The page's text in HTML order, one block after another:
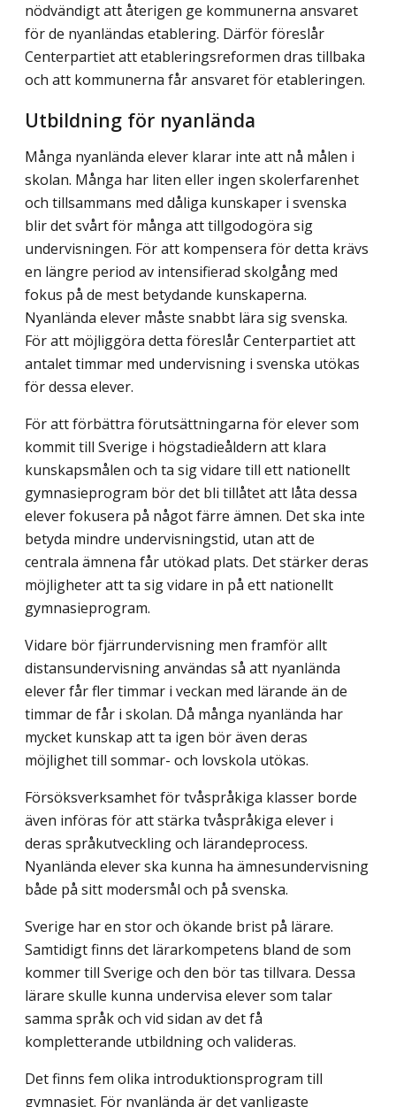
nödvändigt att återigen ge kommunerna ansvaret
för de nyanländas etablering. Därför föreslår
Center­partiet att etableringsreformen dras tillbaka
och att kommunerna får ansvaret för etableringen.
Utbildning för nyanlända
Många nyanlända elever klarar inte att nå målen i
skolan. Många har liten eller ingen skolerfarenhet
och tillsammans med dåliga kunskaper i svenska
blir det svårt för många att tillgodogöra sig
undervisningen. För att kompensera för detta krävs
en längre period av intensifierad skolgång med
fokus på de mest betydande kunskaperna.
Nyanlända elever måste snabbt lära sig svenska.
För att möjliggöra detta föreslår Centerpartiet att
antalet timmar med undervisning i svenska utökas
för dessa elever.
För att förbättra förutsättningarna för elever som
kommit till Sverige i högstadie­åldern att klara
kunskapsmålen och ta sig vidare till ett nationellt
gymnasieprogram bör det bli tillåtet att låta dessa
elever fokusera på något färre ämnen. Det ska inte
betyda mindre undervisningstid, utan att de
centrala ämnena får utökad plats. Det stärker deras
möjligheter att ta sig vidare in på ett nationellt
gymnasieprogram.
Vidare bör fjärrundervisning men framför allt
distansundervisning användas så att nyanlända
elever får fler timmar i veckan med lärande än de
timmar de får i skolan. Då många nyanlända har
mycket kunskap att ta igen bör även deras
möjlighet till sommar- och lovskola utökas.
Försöksverksamhet för tvåspråkiga klasser borde
även införas för att stärka två­språkiga elever i
deras språkutveckling och lärandeprocess.
Nyanlända elever ska kunna ha ämnesundervisning
både på sitt modersmål och på svenska.
Sverige har en stor och ökande brist på lärare.
Samtidigt finns det lärarkompetens bland de som
kommer till Sverige och den bör tas tillvara. Dessa
lärare skulle kunna undervisa elever som talar
samma språk och vid sidan av det få
kompletterande utbild­ning och valideras.
Det finns fem olika introduktionsprogram till
gymnasiet. För nyanlända är det vanligaste